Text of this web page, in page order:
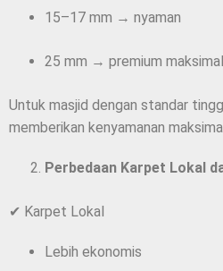
15–17 mm → nyaman
25 mm → premium maksimal
Untuk masjid dengan standar
memberikan kenyamanan
Perbedaan Karpet Lokal
✔ Karpet Lokal
Lebih ekonomis